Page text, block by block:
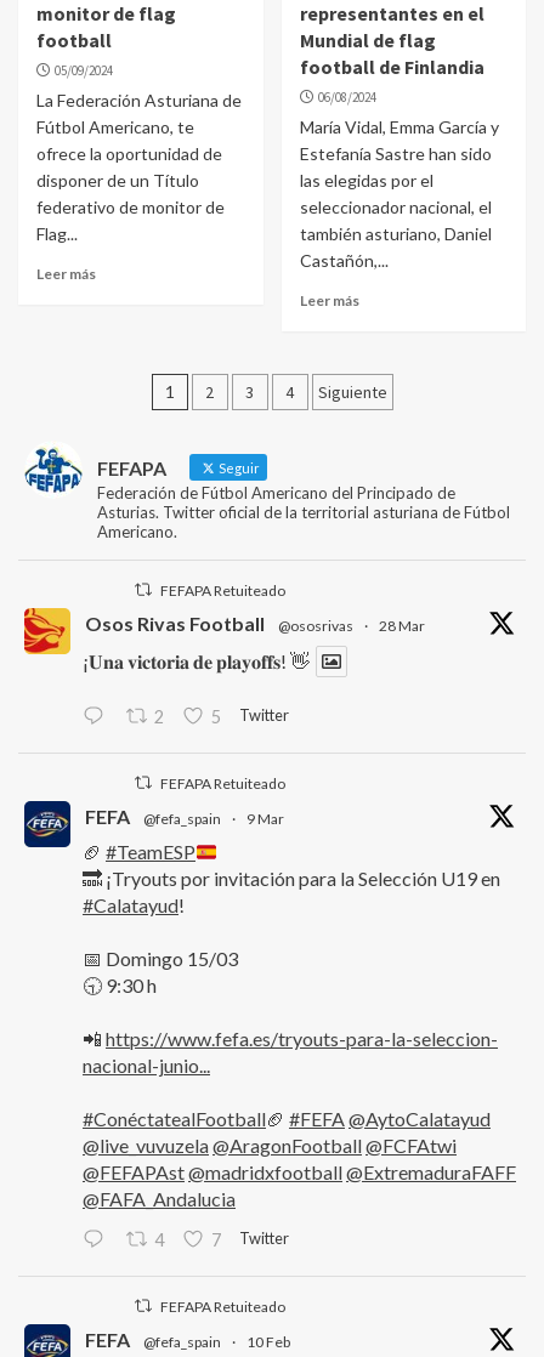
monitor de flag
football
05/09/2024
La Federación Asturiana de
Fútbol Americano, te
ofrece la oportunidad de
disponer de un Título
federativo de monitor de
Flag...
Leer más
representantes en el
Mundial de flag
football de Finlandia
06/08/2024
María Vidal, Emma García y
Estefanía Sastre han sido
las elegidas por el
seleccionador nacional, el
también asturiano, Daniel
Castañón,...
Leer más
Paginación
entradas
1 2 3 4 Siguiente
FEFAPA Seguir
Federación de Fútbol Americano del Principado de
Asturias. Twitter oficial de la territorial asturiana de Fútbol
Americano.
FEFAPA Retuiteado
Osos Rivas Football @ososrivas · 28 Mar
¡𝐔𝐧𝐚 𝐯𝐢𝐜𝐭𝐨𝐫𝐢𝐚 𝐝𝐞 𝐩𝐥𝐚𝐲𝐨𝐟𝐟𝐬! 👋
2 5 Twitter
FEFAPA Retuiteado
FEFA @fefa_spain · 9 Mar
🏈 #TeamESP
🔜 ¡Tryouts por invitación para la Selección U19 en
#Calatayud!
📅 Domingo 15/03
🕤 9:30 h
📲 https://www.fefa.es/tryouts-para-la-seleccion-
nacional-junio...
#ConéctatealFootball🏈 #FEFA@AytoCalatayud
@live_vuvuzela@AragonFootball@FCFAtwi
@FEFAPAst@madridxfootball@ExtremaduraFAFF
@FAFA_Andalucia
4 7 Twitter
FEFAPA Retuiteado
FEFA @fefa_spain · 10 Feb